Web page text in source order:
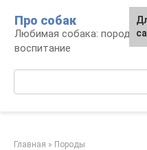
контенту
Про собак
Любимая собака: породы,
воспитание
Главная » Породы